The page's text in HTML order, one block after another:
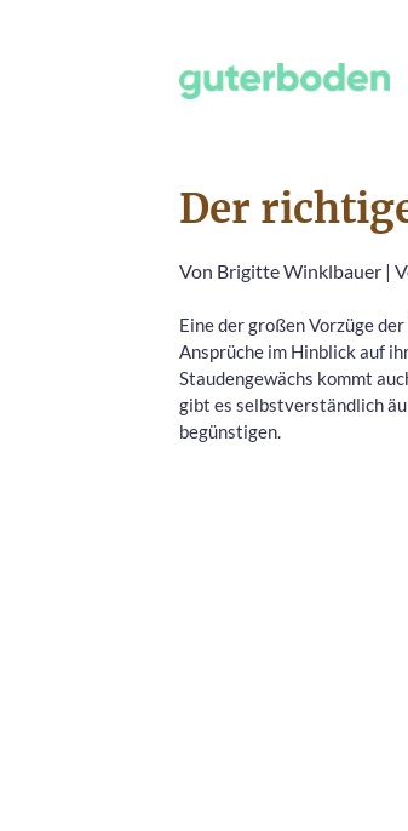
Der
Von Brigitte Winklbauer |
Eine der großen Vorzüge
Ansprüche im Hinblick auf
Staudengewächs kommt
gibt es selbstverständlich
begünstigen.